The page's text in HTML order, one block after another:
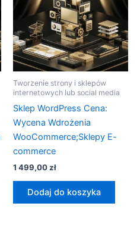
Tworzenie strony i sklepów
internetowych lub social media
Sklep WordPress Cena:
Wycena Wdrożenia
WooCommerce;Sklepy E-
commerce
1 499,00zł
Dodaj do koszyka